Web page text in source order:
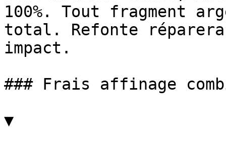
100%. Tout fragment
total. Refonte
impact.
### Frais affinage
▼